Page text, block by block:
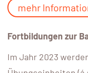
mehr
Fortbildungen zur
Im Jahr 2023